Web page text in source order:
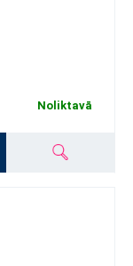
Noliktavā